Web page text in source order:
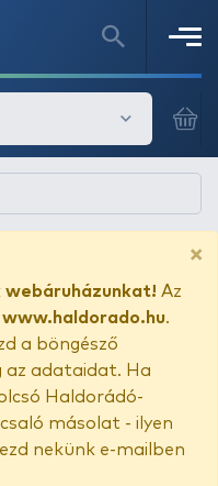
×
webáruházunkat! Az
www.haldorado.hu.
a böngésző
az adataidat. Ha
Haldorádó-
másolat - ilyen
nekünk e-mailben